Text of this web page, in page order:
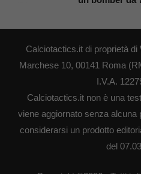
Calciotactics.it di proprietà
Marchese 10, 00141 Roma
I.V.A.
Calciotactics.it non è una
viene aggiornato senza alcuna
considerarsi un prodotto
del